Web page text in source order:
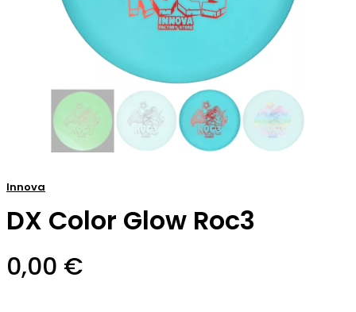
Innova
DX Color Glow Roc3
0,00 €